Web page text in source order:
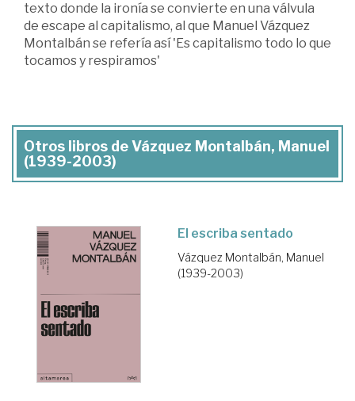
texto donde la ironía se convierte en una válvula
de escape al capitalismo, al que Manuel Vázquez
Montalbán se refería así 'Es capitalismo todo lo que
tocamos y respiramos'
Otros libros de Vázquez Montalbán, Manuel
(1939-2003)
El escriba sentado
Vázquez Montalbán, Manuel
(1939-2003)